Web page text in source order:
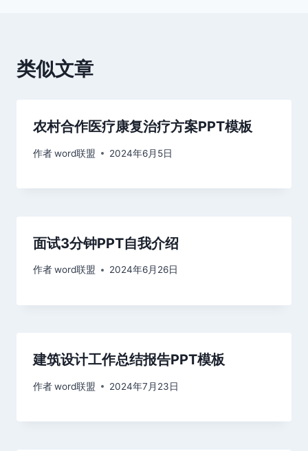
类似文章
农村合作医疗康复治疗方案PPT模板
作者word联盟 2024年6月5日
面试3分钟PPT自我介绍
作者word联盟 2024年6月26日
建筑设计工作总结报告PPT模板
作者word联盟 2024年7月23日